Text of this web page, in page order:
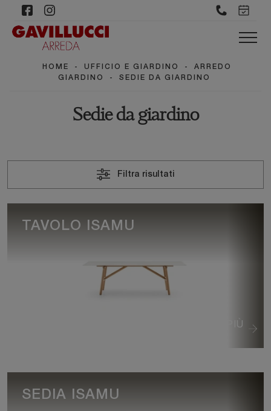
HOME - UFFICIO E GIARDINO -
ARREDO
GIARDINO
- SEDIE DA GIARDINO
Sedie da giardino
Filtra risultati
VEDI DI PIÙ
TAVOLO ISAMU
SEDIA ISAMU